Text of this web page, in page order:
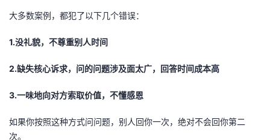
大多数案例，都犯了以下几个错误：
1.没礼貌，不尊重别人时间
2.缺失核心诉求，问的问题涉及面太广，回答时间成本高
3.一味地向对方索取价值，不懂感恩
如果你按照这种方式问问题，别人回你一次，绝对不会回你第二
次。